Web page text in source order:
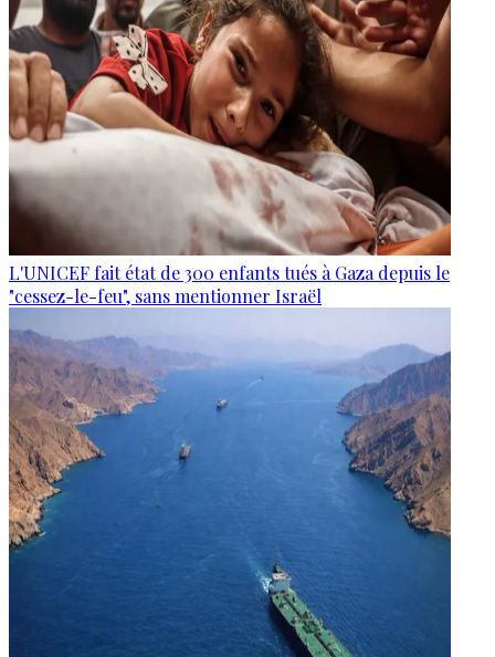
L'UNICEF fait état de 300 enfants tués à Gaza depuis le
"cessez-le-feu", sans mentionner Israël